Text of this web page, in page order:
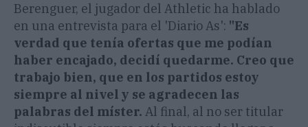
Berenguer, el jugador del Athletic ha hablado
en una entrevista para el 'Diario As': "Es
verdad que tenía ofertas que me podían
haber encajado, decidí quedarme. Creo que
trabajo bien, que en los partidos estoy
siempre al nivel y se agradecen las
palabras del míster. Al final, al no ser titular